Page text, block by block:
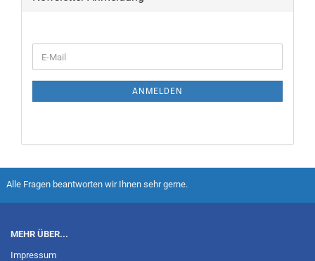
ANMELDEN
Alle Fragen beantworten wir Ihnen sehr gerne.
MEHR ÜBER...
Impressum